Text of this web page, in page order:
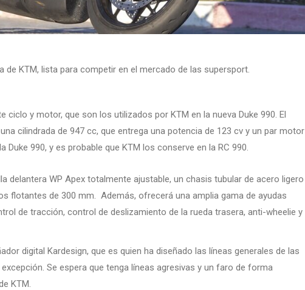
de KTM, lista para competir en el mercado de las supersport.
ciclo y motor, que son los utilizados por KTM en la nueva Duke 990. El
cilindrada de 947 cc, que entrega una potencia de 123 cv y un par motor
990, y es probable que KTM los conserve en la RC 990.
delantera WP Apex totalmente ajustable, un chasis tubular de acero ligero
flotantes de 300 mm. Además, ofrecerá una amplia gama de ayudas
de tracción, control de deslizamiento de la rueda trasera, anti-wheelie y
digital Kardesign, que es quien ha diseñado las líneas generales de las
Se espera que tenga líneas agresivas y un faro de forma
KTM.